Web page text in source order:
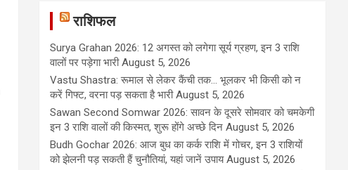
राशिफल
Surya Grahan 2026: 12 अगस्त को लगेगा सूर्य ग्रहण, इन 3 राशि
वालों पर पड़ेगा भारी August 5, 2026
Vastu Shastra: रूमाल से लेकर कैंची तक... भूलकर भी किसी को न
करें गिफ्ट, वरना पड़ सकता है भारी August 5, 2026
Sawan Second Somwar 2026: सावन के दूसरे सोमवार को चमकेगी
इन 3 राशि वालों की किस्मत, शुरू होंगे अच्छे दिन August 5, 2026
Budh Gochar 2026: आज बुध का कर्क राशि में गोचर, इन 3 राशियों
को झेलनी पड़ सकती हैं चुनौतियां, यहां जानें उपाय August 5, 2026